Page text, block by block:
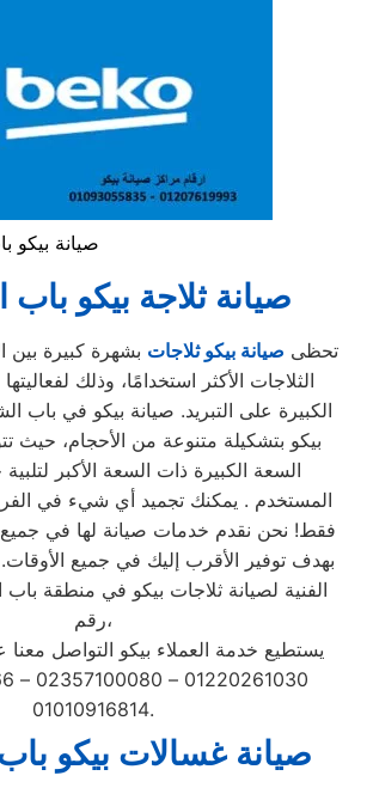
صيانة بيكو
صيانة ثلاجة بيكو باب
تحظى صيانة بيكو ثلاجات بشهرة كبيرة
الثلاجات الأكثر استخدامًا، وذلك
الكبيرة على التبريد. صيانة بيكو في باب
بيكو بتشكيلة متنوعة من الأحجام، حيث
السعة الكبيرة ذات السعة الأكبر
فقط! نحن نقدم خدمات صيانة لها في
بهدف توفير الأقرب إليك في جميع
الفنية لصيانة ثلاجات بيكو في منطقة
رقم،
يستطيع خدمة العملاء بيكو التواصل معنا
01010916814.
صيانة غسالات بيكو